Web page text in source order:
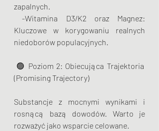
zapalnych.
-Witamina D3/K2 oraz Magnez:
Kluczowe w korygowaniu realnych
niedoborów populacyjnych.
(Promising Trajectory)
Substancje z mocnymi wynikami i
rosnącą bazą dowodów. Warto je
rozważyć jako wsparcie celowane.